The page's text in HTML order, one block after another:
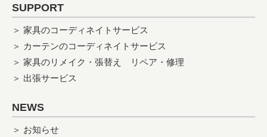
SUPPORT
＞ 家具のコーディネイトサービス
＞ カーテンのコーディネイトサービス
＞ 家具のリメイク・張替え
リペア・修理
＞ 出張サービス
NEWS
＞ お知らせ